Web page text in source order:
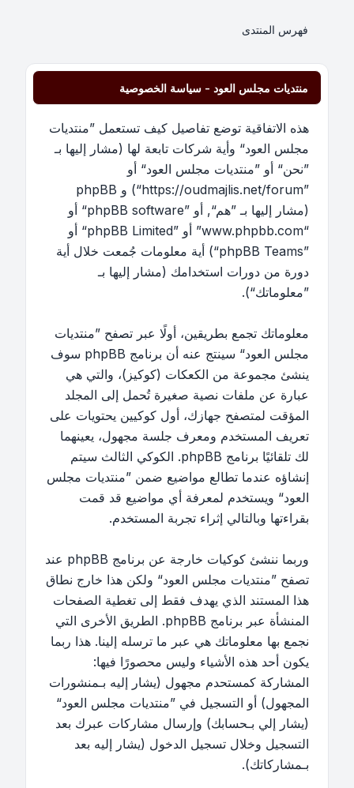
فهرس المنتدى
منتديات مجلس العود - سياسة الخصوصية
هذه الاتفاقية توضع تفاصيل كيف تستعمل ”منتديات
مجلس العود“ وأية شركات تابعة لها (مشار إليها بـ
”نحن“ أو ”منتديات مجلس العود“ أو
”https://oudmajlis.net/forum“) و phpBB
(مشار إليها بـ ”هم“, أو ”phpBB software“ أو
“www.phpbb.com” أو ”phpBB Limited“ أو
”phpBB Teams“) أية معلومات جُمعت خلال أية
دورة من دورات استخدامك (مشار إليها بـ
”معلوماتك“).
معلوماتك تجمع بطريقين، أولًا عبر تصفح ”منتديات
مجلس العود“ سينتج عنه أن برنامج phpBB سوف
ينشئ مجموعة من الكعكات (كوكيز)، والتي هي
عبارة عن ملفات نصية صغيرة تُحمل إلى المجلد
المؤقت لمتصفح جهازك، أول كوكيين يحتويات على
تعريف المستخدم ومعرف جلسة مجهول، يعينهما
لك تلقائيًا برنامج phpBB. الكوكي الثالث سيتم
إنشاؤه عندما تطالع مواضيع ضمن ”منتديات مجلس
العود“ ويستخدم لمعرفة أي مواضيع قد قمت
بقراءتها وبالتالي إثراء تجربة المستخدم.
وربما ننشئ كوكيات خارجة عن برنامج phpBB عند
تصفح ”منتديات مجلس العود“ ولكن هذا خارج نطاق
هذا المستند الذي يهدف فقط إلى تغطية الصفحات
المنشأة عبر برنامج phpBB. الطريق الأخرى التي
نجمع بها معلوماتك هي عبر ما ترسله إلينا. هذا ربما
يكون أحد هذه الأشياء وليس محصورًا فيها:
المشاركة كمستحدم مجهول (يشار إليه بـمنشورات
المجهول) أو التسجيل في ”منتديات مجلس العود“
(يشار إلي بـحسابك) وإرسال مشاركات عبرك بعد
التسجيل وخلال تسجيل الدخول (يشار إليه بعد
بـمشاركاتك).